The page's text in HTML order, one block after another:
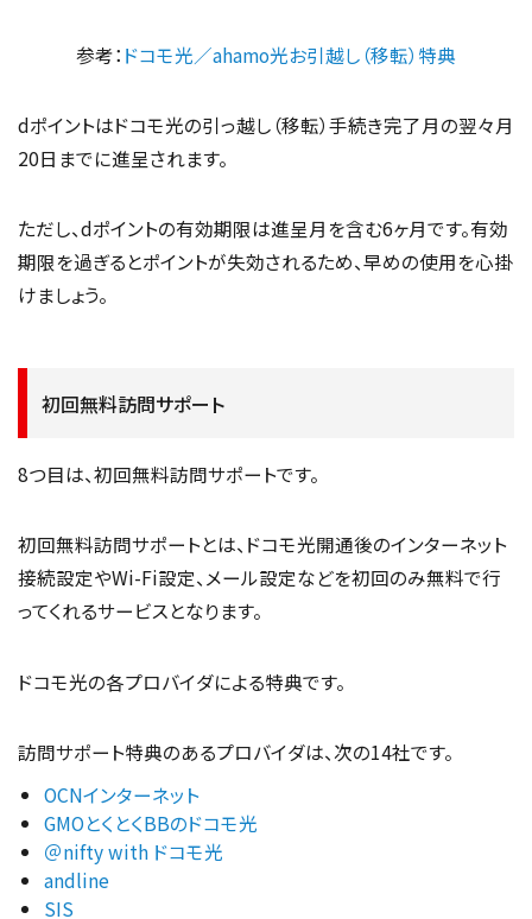
参考： ドコモ光／ahamo光お引越し（移転）特典
dポイントはドコモ光の引っ越し（移転）手続き完了月の翌々月
20日までに進呈されます。
ただし、dポイントの有効期限は進呈月を含む6ヶ月です。有効
期限を過ぎるとポイントが失効されるため、早めの使用を心掛
けましょう。
初回無料訪問サポート
8つ目は、初回無料訪問サポートです。
初回無料訪問サポートとは、ドコモ光開通後のインターネット
接続設定やWi-Fi設定、メール設定などを初回のみ無料で行
ってくれるサービスとなります。
ドコモ光の各プロバイダによる特典です。
訪問サポート特典のあるプロバイダは、次の14社です。
OCNインターネット
GMOとくとくBBのドコモ光
＠nifty with ドコモ光
andline
SIS